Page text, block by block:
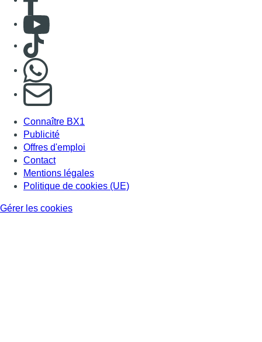
Consulter Youtube
Consulter TikTok
S'abonner à notre newsletter
Connaître BX1
Publicité
Offres d'emploi
Contact
Mentions légales
Politique de cookies (UE)
Gérer les cookies